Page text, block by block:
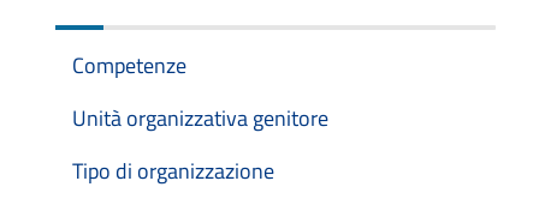
Competenze
Unità organizzativa genitore
Tipo di organizzazione